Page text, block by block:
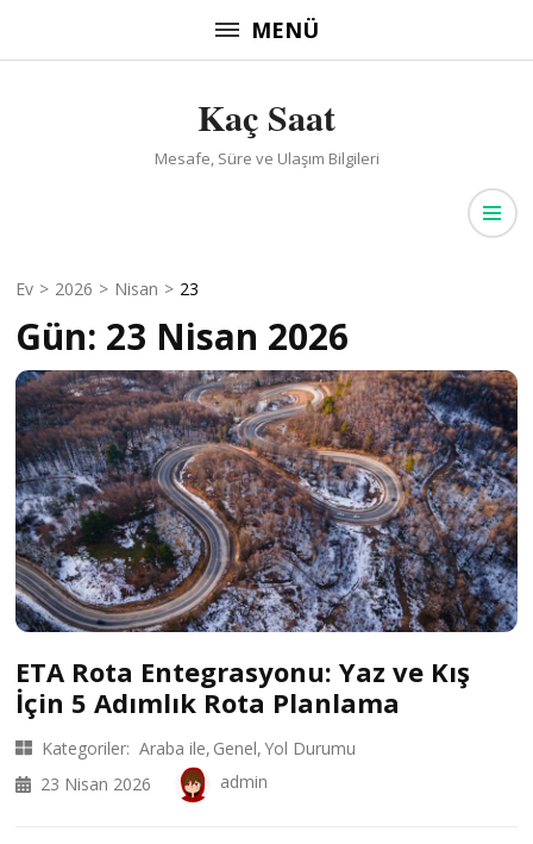
atla
MENÜ
Kaç Saat
Mesafe, Süre ve Ulaşım Bilgileri
Ev > 2026 > Nisan > 23
Gün: 23 Nisan 2026
ETA Rota Entegrasyonu: Yaz ve Kış
İçin 5 Adımlık Rota Planlama
Kategoriler: Araba ile Genel Yol Durumu
23 Nisan 2026
admin